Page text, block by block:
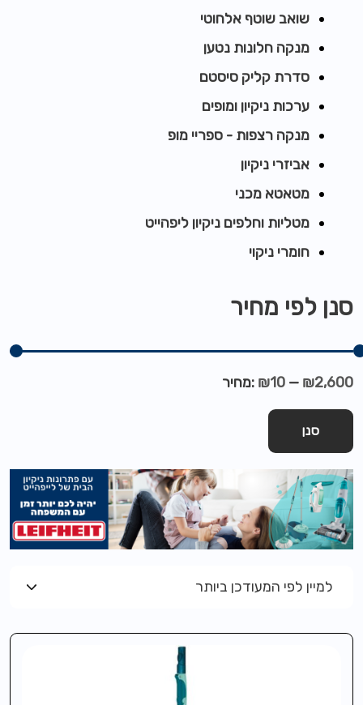
שואב שוטף אלחוטי
מנקה חלונות נטען
סדרת קליק סיסטם
ערכות ניקיון ומופים
מנקה רצפות - ספריי מופ
אביזרי ניקיון
מטאטא מכני
מטליות וחלפים ניקיון ליפהייט
חומרי ניקוי
סנן לפי מחיר
סנן
מחיר: ₪10 — ₪2,600
למיין לפי המעודכן ביותר